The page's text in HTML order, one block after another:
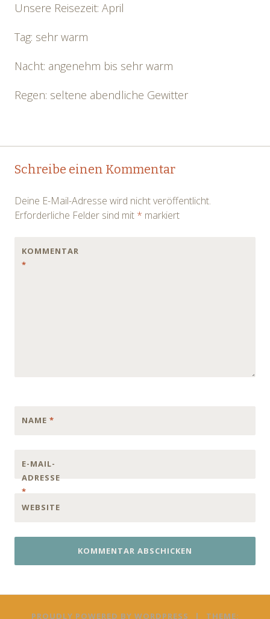
Unsere Reisezeit: April
Tag: sehr warm
Nacht: angenehm bis sehr warm
Regen: seltene abendliche Gewitter
Post
Schreibe einen Kommentar
Deine E-Mail-Adresse wird nicht veröffentlicht.
Erforderliche Felder sind mit * markiert
KOMMENTAR
*
NAME *
E-MAIL-
ADRESSE
*
WEBSITE
PROUDLY POWERED BY WORDPRESS | THEME: